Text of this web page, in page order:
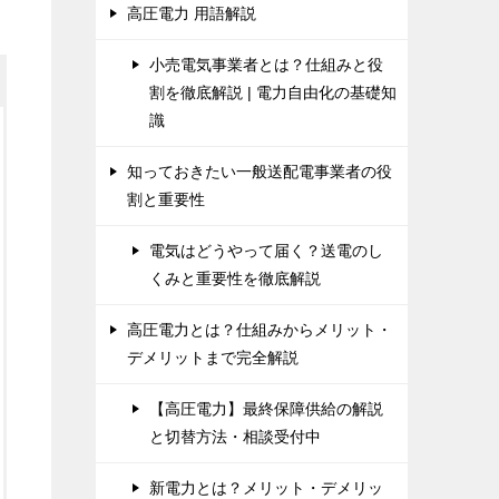
高圧電力 用語解説
小売電気事業者とは？仕組みと役
割を徹底解説 | 電力自由化の基礎知
識
知っておきたい一般送配電事業者の役
割と重要性
電気はどうやって届く？送電のし
くみと重要性を徹底解説
高圧電力とは？仕組みからメリット・
デメリットまで完全解説
【高圧電力】最終保障供給の解説
と切替方法・相談受付中
新電力とは？メリット・デメリッ